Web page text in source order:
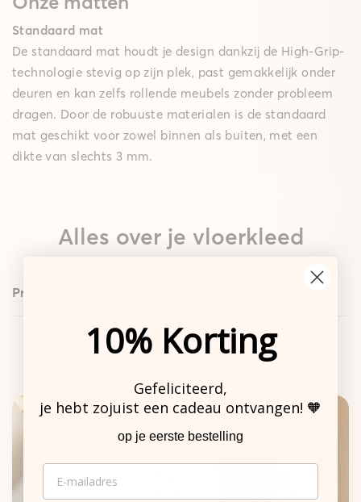
Standaard mat
De standaard mat houdt je design dankzij de High-Grip-
technologie stevig op zijn plek, past gemakkelijk onder
deuren en kan zelfs rollende meubels zonder probleem
dragen. Door de robuuste materialen is de standaard
mat geschikt voor zowel binnen als buiten, met een
dikte van slechts 3 mm.
De sterke basis.
Onze matten
Alles over je vloerkleed
Productdetails
Standaard
Gepolsterde
Mat
10% Korting
Gefeliciteerd,
je hebt zojuist een cadeau ontvangen! 🧡
op je eerste bestelling
EMAIL